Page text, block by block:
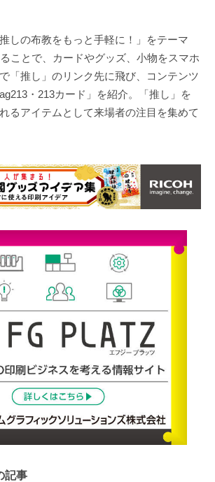
しの布教をもっと手軽に！」をテーマ
ことで、カードやグッズ、小物をスマホ
「推し」のリンク先に飛び、コンテンツ
・213カード」を紹介。「推し」を
るアイテムとして来場者の注目を集めて
記事